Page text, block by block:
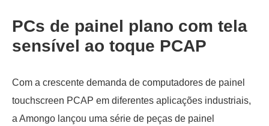
PCs de painel plano com tela
sensível ao toque PCAP
Com a crescente demanda de computadores de painel
touchscreen PCAP em diferentes aplicações industriais,
a Amongo lançou uma série de peças de painel